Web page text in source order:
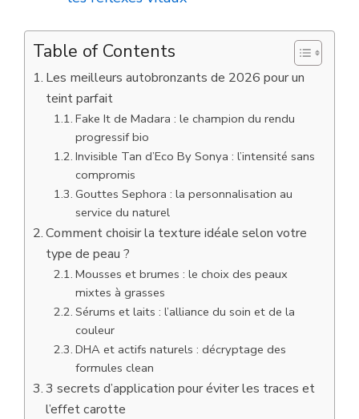
Table of Contents
Les meilleurs autobronzants de 2026 pour un
teint parfait
Fake It de Madara : le champion du rendu
progressif bio
Invisible Tan d’Eco By Sonya : l’intensité sans
compromis
Gouttes Sephora : la personnalisation au
service du naturel
Comment choisir la texture idéale selon votre
type de peau ?
Mousses et brumes : le choix des peaux
mixtes à grasses
Sérums et laits : l’alliance du soin et de la
couleur
DHA et actifs naturels : décryptage des
formules clean
3 secrets d’application pour éviter les traces et
l’effet carotte